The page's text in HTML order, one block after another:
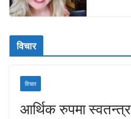
विचार
विचार
आर्थिक रुपमा